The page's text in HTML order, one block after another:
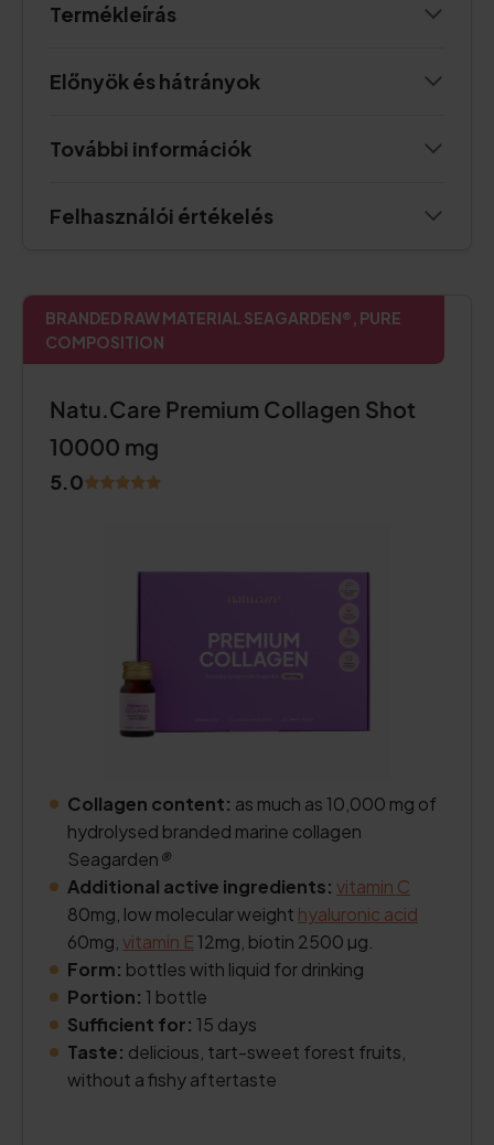
Termékleírás
Előnyök és hátrányok
További információk
Felhasználói értékelés
BRANDED RAW MATERIAL SEAGARDEN®, PURE
COMPOSITION
Natu.Care Premium Collagen Shot
10000 mg
5.0
Collagen content: as much as 10,000 mg of
hydrolysed branded marine collagen
Seagarden®
Additional active ingredients: vitamin C
80mg, low molecular weight hyaluronic acid
60mg, vitamin E12mg, biotin 2500 µg.
Form: bottles with liquid for drinking
Portion: 1 bottle
Sufficient for: 15 days
Taste: delicious, tart-sweet forest fruits,
without a fishy aftertaste